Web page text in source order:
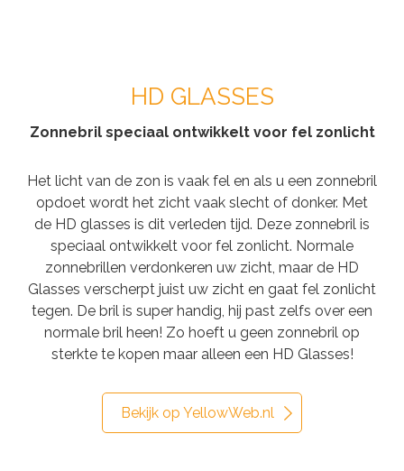
HD GLASSES
Zonnebril speciaal ontwikkelt voor fel zonlicht
Het licht van de zon is vaak fel en als u een zonnebril
opdoet wordt het zicht vaak slecht of donker. Met
de HD glasses is dit verleden tijd. Deze zonnebril is
speciaal ontwikkelt voor fel zonlicht. Normale
zonnebrillen verdonkeren uw zicht, maar de HD
Glasses verscherpt juist uw zicht en gaat fel zonlicht
tegen. De bril is super handig, hij past zelfs over een
normale bril heen! Zo hoeft u geen zonnebril op
sterkte te kopen maar alleen een HD Glasses!
Bekijk op YellowWeb.nl